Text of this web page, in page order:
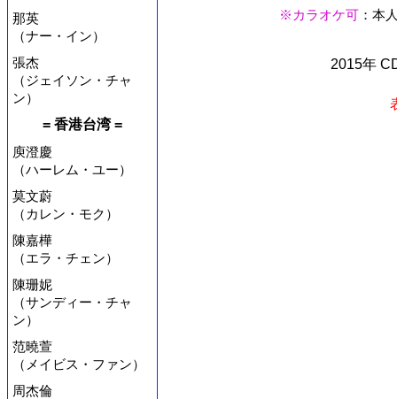
那英
（ナー・イン）
張杰
（ジェイソン・チャ
ン）
= 香港台湾 =
庾澄慶
（ハーレム・ユー）
莫文蔚
（カレン・モク）
陳嘉樺
（エラ・チェン）
陳珊妮
（サンディー・チャ
ン）
范曉萱
（メイビス・ファン）
周杰倫
※カラオケ可 ：本
2015年